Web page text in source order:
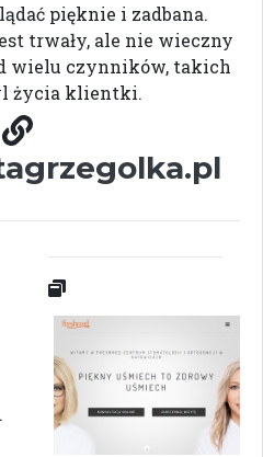
pięknie i zadbana.
trwały, ale nie wieczny
wielu czynników, takich
życia klientki.